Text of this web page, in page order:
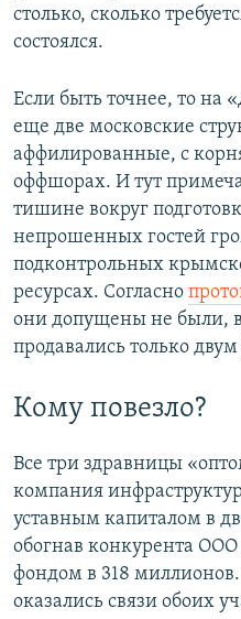
столько, сколько
состоялся.
Если быть точнее, то на
еще две московские
аффилированные, с
оффшорах. И тут
тишине вокруг
непрошенных гостей
подконтрольных
ресурсах. Согласно
они допущены не были,
продавались только
Кому повезло?
Все три здравницы
компания
уставным капиталом в
обогнав конкурента
фондом в 318
оказались связи обоих